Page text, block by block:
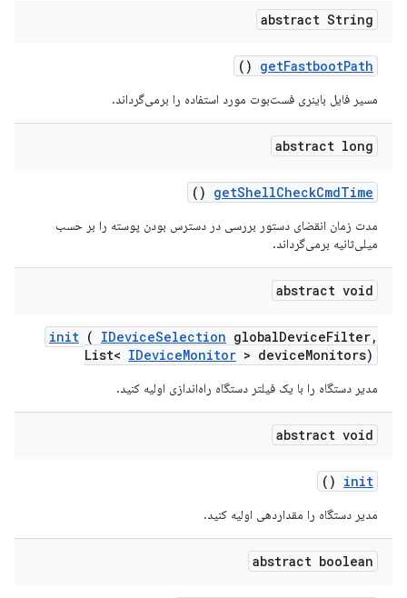
abstract String
getFastbootPath
()
مسیر فایل باینری فست‌بوت مورد استفاده را برمی‌گرداند.
abstract long
getShellCheckCmdTime
()
مدت زمان انقضای دستور بررسی در دسترس بودن پوسته را بر حسب
میلی‌ثانیه برمی‌گرداند.
abstract void
init ( IDeviceSelection globalDeviceFilter,
List< IDeviceMonitor > deviceMonitors)
مدیر دستگاه را با یک فیلتر دستگاه راه‌اندازی اولیه کنید.
abstract void
init
()
مدیر دستگاه را مقداردهی اولیه کنید.
abstract boolean